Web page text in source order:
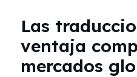
Las
ventaja
mercados